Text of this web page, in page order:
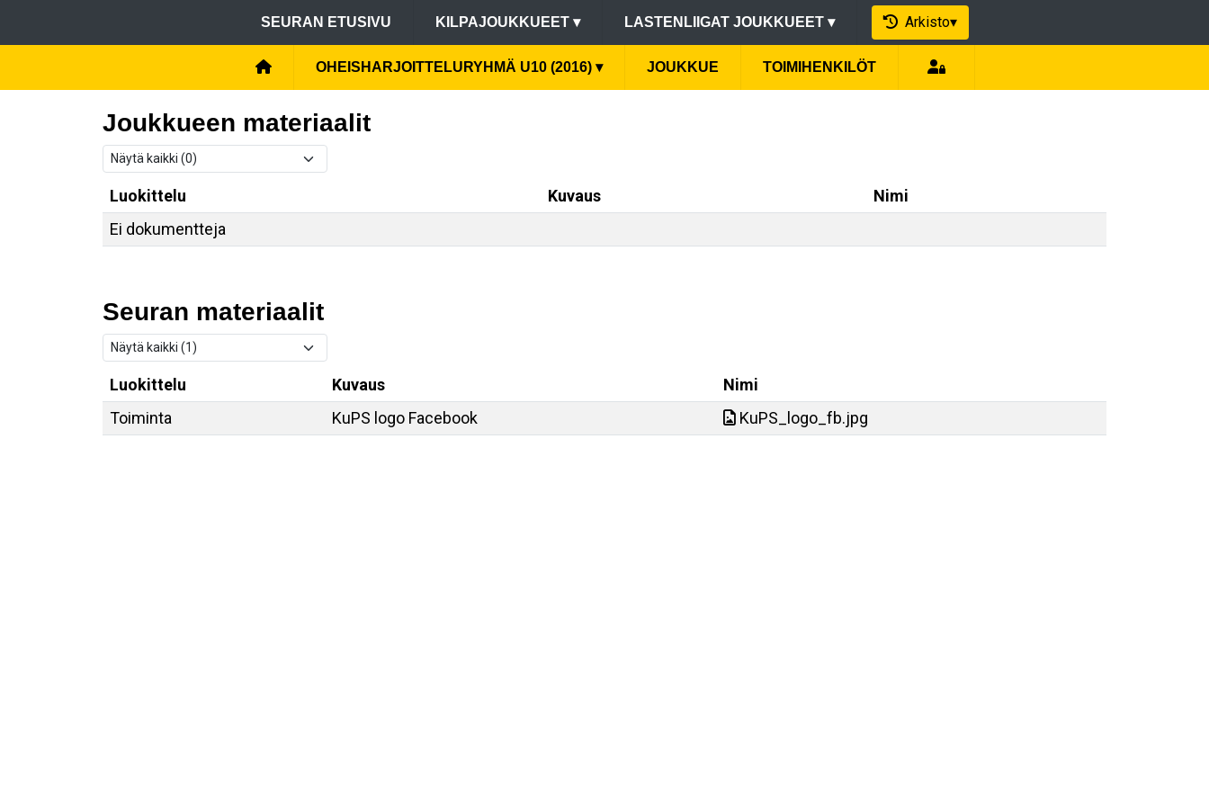
SEURAN ETUSIVU KILPAJOUKKUEET ▾ LASTENLIIGAT JOUKKUEET ▾ Arkisto▾
OHEISHARJOITTELURYHMÄ U10 (2016) ▾ JOUKKUE TOIMIHENKILÖT
Joukkueen materiaalit
Luokittelu Kuvaus
Nimi
Ei dokumentteja
Seuran materiaalit
Luokittelu Kuvaus
Nimi
Toiminta
KuPS logo Facebook KuPS_logo_fb.jpg